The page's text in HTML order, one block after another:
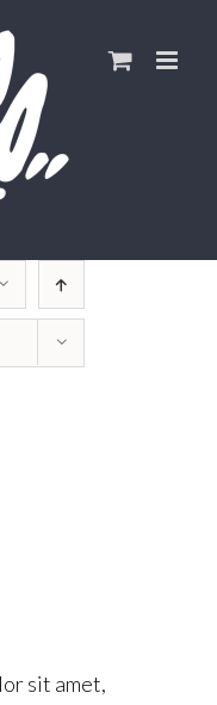
sit amet,